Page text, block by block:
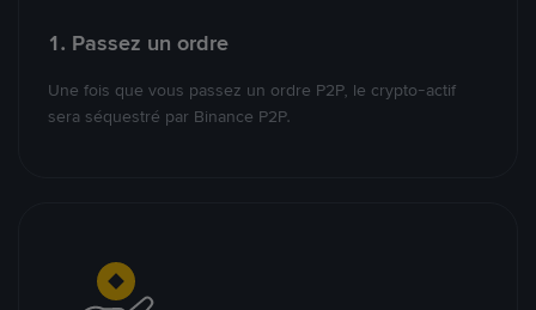
1. Passez un ordre
Une fois que vous passez un ordre P2P, le crypto-actif
sera séquestré par Binance P2P.